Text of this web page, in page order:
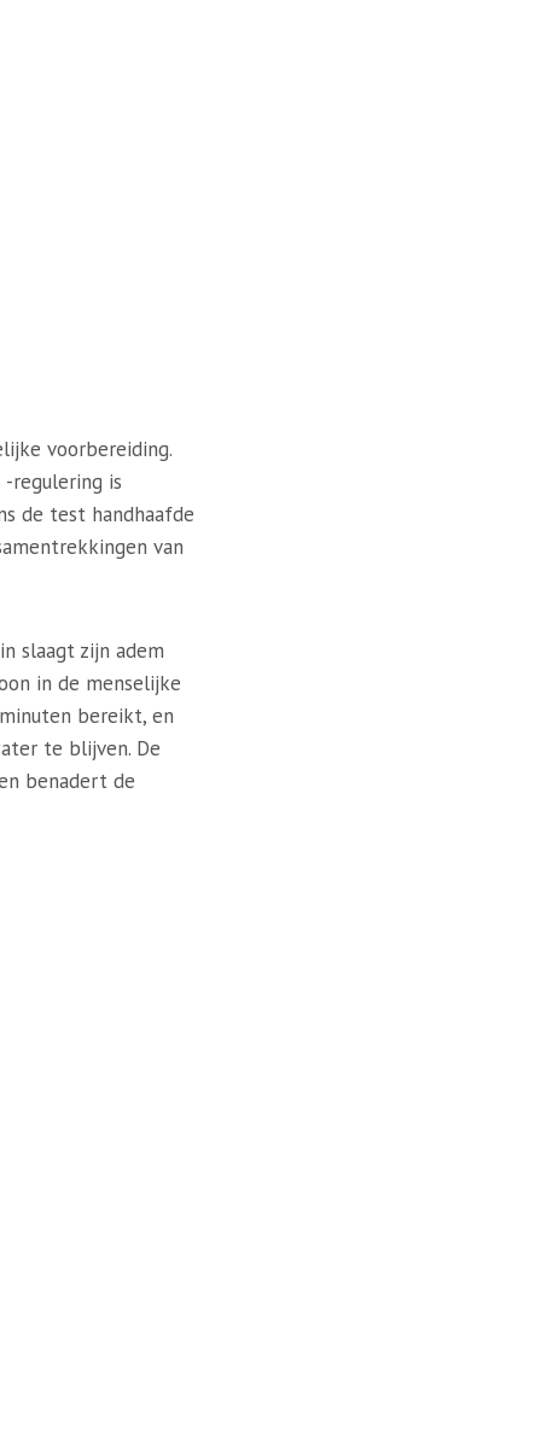
voorbereiding.
regulering is
de test handhaafde
van
slaagt zijn adem
in de menselijke
bereikt, en
te blijven. De
benadert de